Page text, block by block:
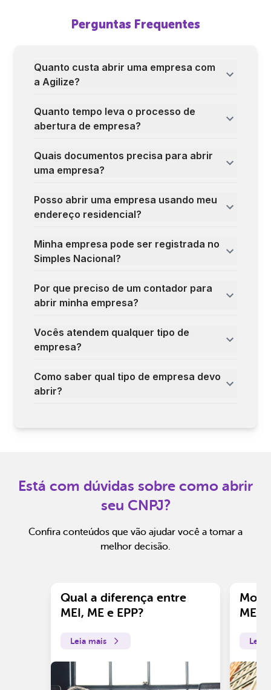
Perguntas Frequentes
Quanto custa abrir uma empresa com
a Agilize?
Quanto tempo leva o processo de
abertura de empresa?
Quais documentos precisa para abrir
uma empresa?
Posso abrir uma empresa usando meu
endereço residencial?
Minha empresa pode ser registrada no
Simples Nacional?
Por que preciso de um contador para
abrir minha empresa?
Vocês atendem qualquer tipo de
empresa?
Como saber qual tipo de empresa devo
abrir?
Está com dúvidas sobre como abrir
seu CNPJ?
Confira conteúdos que vão ajudar você a tomar a
melhor decisão.
Qual a diferença entre
MEI, ME e EPP?
Leia mais
ME?
Leia